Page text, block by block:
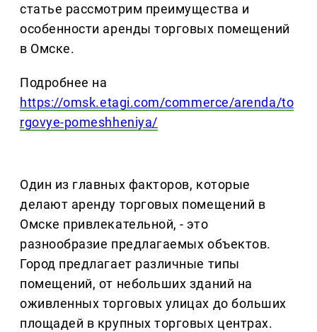
статье рассмотрим преимущества и
особенности аренды торговых помещений
в Омске.
Подробнее на
https://omsk.etagi.com/commerce/arenda/to
rgovye-pomeshheniya/
Один из главных факторов, которые
делают аренду торговых помещений в
Омске привлекательной, - это
разнообразие предлагаемых объектов.
Город предлагает различные типы
помещений, от небольших зданий на
оживленных торговых улицах до больших
площадей в крупных торговых центрах.